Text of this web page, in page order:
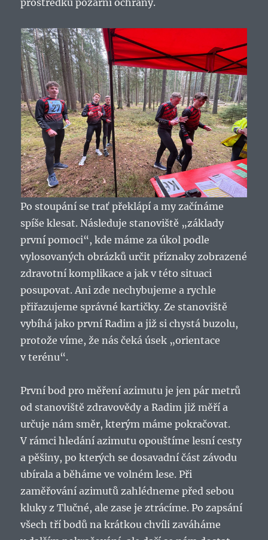
Po stoupání se trať překlápí a my začínáme
spíše klesat. Následuje stanoviště „základy
první pomoci“, kde máme za úkol podle
vylosovaných obrázků určit příznaky zobrazené
zdravotní komplikace a jak v této situaci
posupovat. Ani zde nechybujeme a rychle
přiřazujeme správné kartičky. Ze stanoviště
vybíhá jako první Radim a již si chystá buzolu,
protože víme, že nás čeká úsek „orientace
v terénu“.
První bod pro měření azimutu je jen pár metrů
od stanoviště zdravovědy a Radim již měří a
určuje nám směr, kterým máme pokračovat.
V rámci hledání azimutu opouštíme lesní cesty
a pěšiny, po kterých se dosavadní část závodu
ubírala a běháme ve volném lese. Při
zaměřování azimutů zahlédneme před sebou
kluky z Tlučné, ale zase je ztrácíme. Po zapsání
všech tří bodů na krátkou chvíli zaváháme